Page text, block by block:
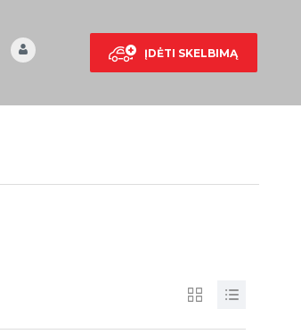
ĮDĖTI SKELBIMĄ